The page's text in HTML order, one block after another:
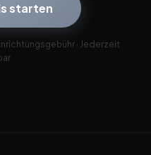
starten
· Jederzeit